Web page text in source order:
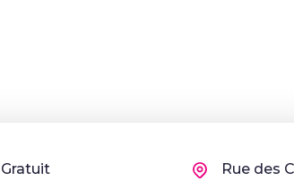
Gratuit
Rue des